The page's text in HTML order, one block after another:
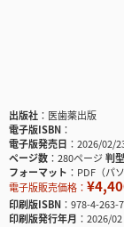
出版社
医歯薬出版
電子版ISBN
電子版発売日
2026/02/
ページ数
280ページ判型
フォーマット
PDF（パ
電子版販売価格：
印刷版ISBN
978-4-263-
印刷版発行年月
2026/02